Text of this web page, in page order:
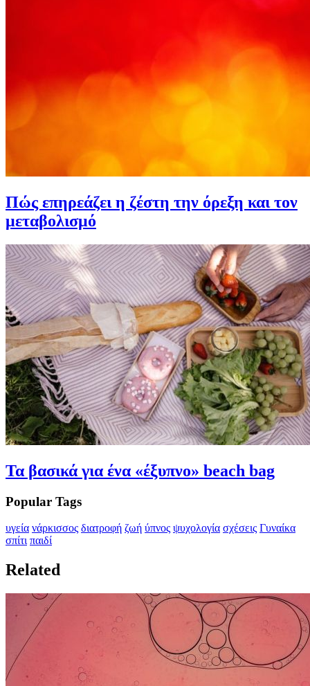
Πώς επηρεάζει η ζέστη την όρεξη και τον
μεταβολισμό
Τα βασικά για ένα «έξυπνο» beach bag
Popular Tags
υγεία νάρκισσος διατροφή ζωή ύπνος ψυχολογία σχέσεις Γυναίκα
σπίτι παιδί
Related